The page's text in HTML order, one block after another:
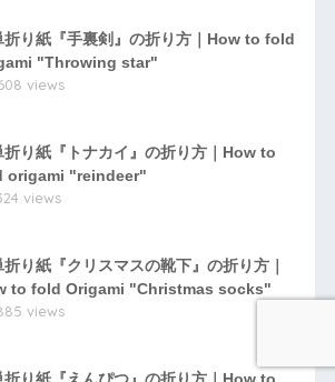
折り紙『手裏剣』の折り方｜How to fold
"Throwing star"
views
折り紙『トナカイ』の折り方｜How to
origami "reindeer"
views
折り紙『クリスマスの靴下』の折り方｜
to fold Origami "Christmas socks"
views
折り紙『えんぴつ』の折り方｜How to